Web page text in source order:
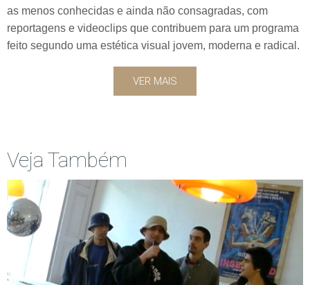
as menos conhecidas e ainda não consagradas, com
reportagens e videoclips que contribuem para um programa
feito segundo uma estética visual jovem, moderna e radical.
VER MAIS
Veja Também